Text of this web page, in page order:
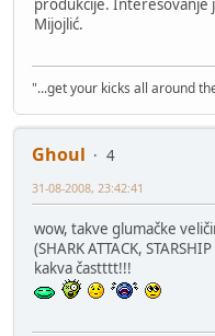
produkcije. Interesovanje
Mijojlić.
"...get your kicks all around
Ghoul
4
31-08-2008, 23:42:41
wow, takve glumačke
(SHARK ATTACK,
kakva častttt!!!